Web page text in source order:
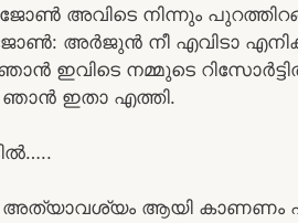
അവിടെ നിന്നും
അർജുൻ നീ എവിടാ
ഇവിടെ നമ്മുടെ
ഞാൻ ഇതാ എത്തി.
അത്യാവശ്യം ആയി